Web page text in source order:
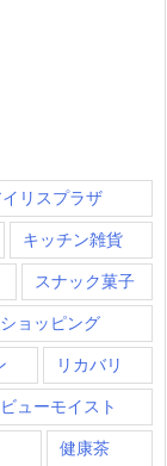
イリスプラザ
キッチン雑貨
スナック菓子
ョッピング
リカバリ
ューモイスト
健康茶